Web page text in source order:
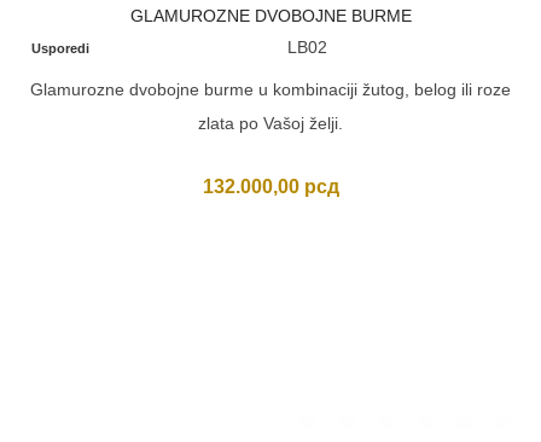
GLAMUROZNE DVOBOJNE BURME
Usporedi LB02
Glamurozne dvobojne burme u kombinaciji žutog, belog ili roze
zlata po Vašoj želji.
132.000,00 рсд